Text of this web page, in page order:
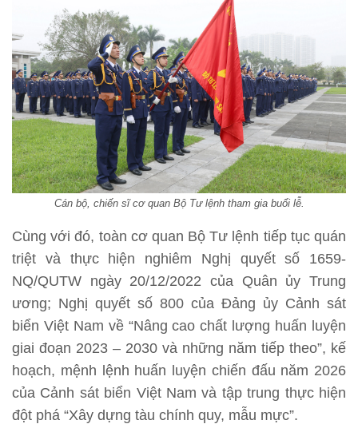
Cán bộ, chiến sĩ cơ quan Bộ Tư lệnh tham gia buổi lễ.
Cùng với đó, toàn cơ quan Bộ Tư lệnh tiếp tục quán
triệt và thực hiện nghiêm Nghị quyết số 1659-
NQ/QUTW ngày 20/12/2022 của Quân ủy Trung
ương; Nghị quyết số 800 của Đảng ủy Cảnh sát
biển Việt Nam về “Nâng cao chất lượng huấn luyện
giai đoạn 2023 – 2030 và những năm tiếp theo”, kế
hoạch, mệnh lệnh huấn luyện chiến đấu năm 2026
của Cảnh sát biển Việt Nam và tập trung thực hiện
đột phá “Xây dựng tàu chính quy, mẫu mực”.